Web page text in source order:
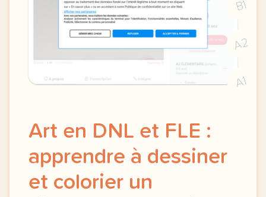
B1
A2
A1
Art en DNL et FLE :
apprendre à dessiner
et colorier un